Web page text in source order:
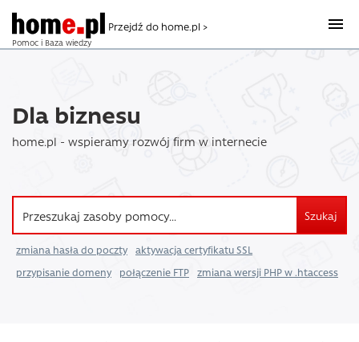
Pomoc i Baza wiedzy
Przejdź do home.pl >
Dla biznesu
home.pl - wspieramy rozwój firm w internecie
Szukaj
zmiana hasła do poczty
aktywacja certyfikatu SSL
przypisanie domeny
połączenie FTP zmiana wersji PHP w .htaccess